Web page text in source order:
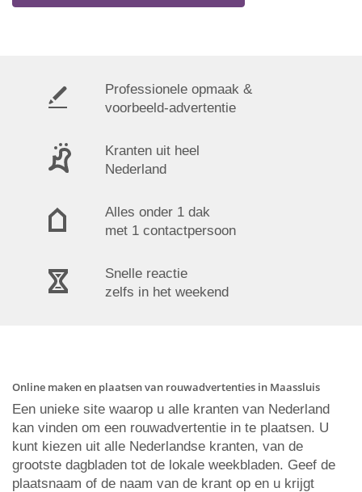
Professionele opmaak &
voorbeeld-advertentie
Kranten uit heel
Nederland
Alles onder 1 dak
met 1 contactpersoon
Snelle reactie
zelfs in het weekend
Online maken en plaatsen van rouwadvertenties in Maassluis
Een unieke site waarop u alle kranten van Nederland
kan vinden om een rouwadvertentie in te plaatsen. U
kunt kiezen uit alle Nederlandse kranten, van de
grootste dagbladen tot de lokale weekbladen. Geef de
plaatsnaam of de naam van de krant op en u krijgt